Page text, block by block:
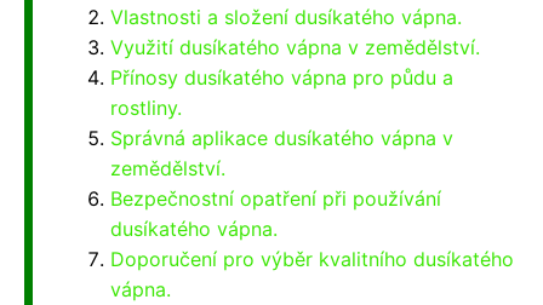
Vlastnosti a složení dusíkatého vápna.
Využití dusíkatého vápna v zemědělství.
Přínosy dusíkatého vápna pro půdu a
rostliny.
Správná aplikace dusíkatého vápna v
zemědělství.
Bezpečnostní opatření při používání
dusíkatého vápna.
Doporučení pro výběr kvalitního dusíkatého
vápna.